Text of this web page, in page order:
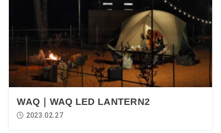
WAQ｜WAQ LED LANTERN2
2023.02.27